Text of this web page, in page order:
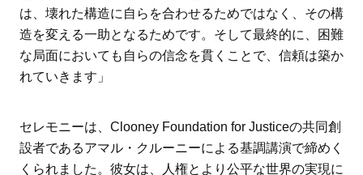
は、壊れた構造に自らを合わせるためではなく、その構
造を変える一助となるためです。そして最終的に、困難
な局面においても自らの信念を貫くことで、信頼は築か
れていきます」
セレモニーは、Clooney Foundation for Justiceの共同創
設者であるアマル・クルーニーによる基調講演で締めく
くられました。彼女は、人権とより公平な世界の実現に